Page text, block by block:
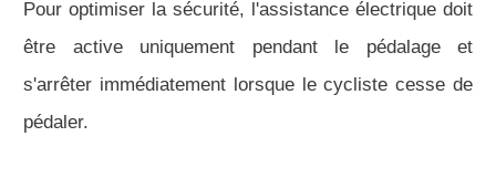
Pour optimiser la sécurité, l'assistance électrique doit
être active uniquement pendant le pédalage et
s'arrêter immédiatement lorsque le cycliste cesse de
pédaler.